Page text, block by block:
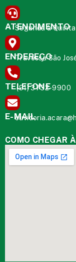
ATENDIMENTO
Segunda à
ENDEREÇO
Travessa São
TELEFONE
(91) 3732-9900
E-MAIL
COMO CHEGAR